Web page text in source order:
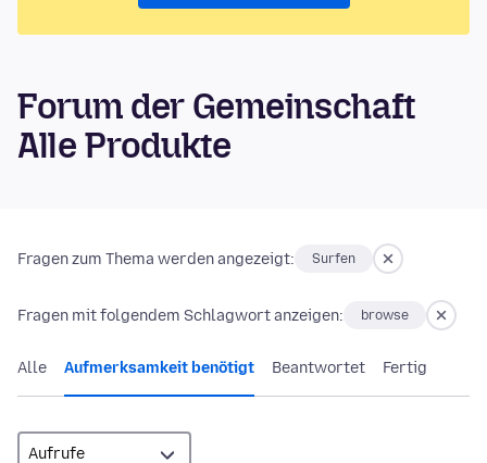
Forum der Gemeinschaft
Alle Produkte
Fragen zum Thema werden angezeigt: Surfen
Fragen mit folgendem Schlagwort anzeigen: browse
Alle Aufmerksamkeit benötigt Beantwortet Fertig